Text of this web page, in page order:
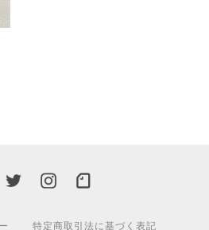
特定商取引法に基づく表記